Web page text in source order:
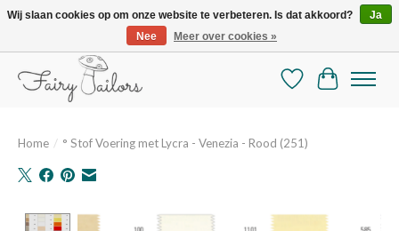
De mooiste online selectie stoffen en mercerie
Verlanglijst
Home / ° Stof Voering met Lycra - Venezia - Rood (251)
Product image slideshow Items
Wij slaan cookies op om onze website te verbeteren. Is dat akkoord?
Ja
Nee
Meer over cookies »